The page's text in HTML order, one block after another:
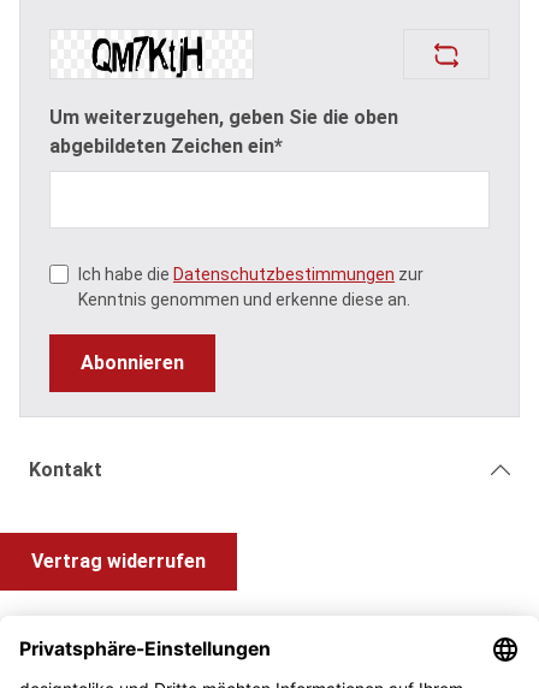
Um weiterzugehen, geben Sie die oben
abgebildeten Zeichen ein*
Ich habe die Datenschutzbestimmungen zur
Kenntnis genommen und erkenne diese an.
Abonnieren
Kontakt
Vertrag widerrufen